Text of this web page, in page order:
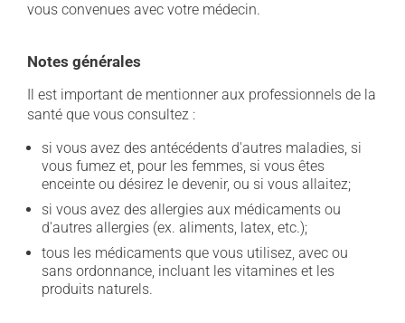
vous convenues avec votre médecin.
Notes générales
Il est important de mentionner aux professionnels de la
santé que vous consultez :
si vous avez des antécédents d'autres maladies, si
vous fumez et, pour les femmes, si vous êtes
enceinte ou désirez le devenir, ou si vous allaitez;
si vous avez des allergies aux médicaments ou
d'autres allergies (ex. aliments, latex, etc.);
tous les médicaments que vous utilisez, avec ou
sans ordonnance, incluant les vitamines et les
produits naturels.